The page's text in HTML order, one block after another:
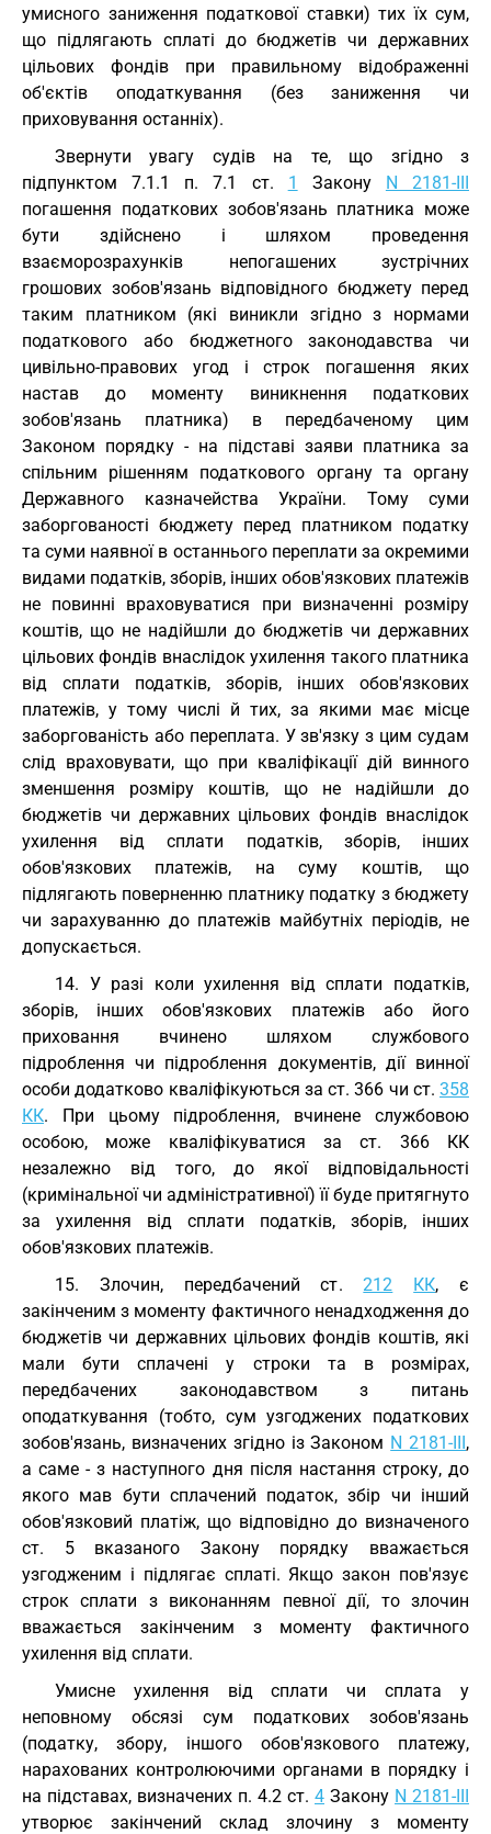
умисного заниження податкової ставки) тих їх сум,
що підлягають сплаті до бюджетів чи державних
цільових фондів при правильному відображенні
об'єктів оподаткування (без заниження чи
приховування останніх).
Звернути увагу судів на те, що згідно з
підпунктом 7.1.1 п. 7.1 ст. 1 Закону N 2181-III
погашення податкових зобов'язань платника може
бути здійснено і шляхом проведення
взаєморозрахунків непогашених зустрічних
грошових зобов'язань відповідного бюджету перед
таким платником (які виникли згідно з нормами
податкового або бюджетного законодавства чи
цивільно-правових угод і строк погашення яких
настав до моменту виникнення податкових
зобов'язань платника) в передбаченому цим
Законом порядку - на підставі заяви платника за
спільним рішенням податкового органу та органу
Державного казначейства України. Тому суми
заборгованості бюджету перед платником податку
та суми наявної в останнього переплати за окремими
видами податків, зборів, інших обов'язкових платежів
не повинні враховуватися при визначенні розміру
коштів, що не надійшли до бюджетів чи державних
цільових фондів внаслідок ухилення такого платника
від сплати податків, зборів, інших обов'язкових
платежів, у тому числі й тих, за якими має місце
заборгованість або переплата. У зв'язку з цим судам
слід враховувати, що при кваліфікації дій винного
зменшення розміру коштів, що не надійшли до
бюджетів чи державних цільових фондів внаслідок
ухилення від сплати податків, зборів, інших
обов'язкових платежів, на суму коштів, що
підлягають поверненню платнику податку з бюджету
чи зарахуванню до платежів майбутніх періодів, не
допускається.
14. У разі коли ухилення від сплати податків,
зборів, інших обов'язкових платежів або його
приховання вчинено шляхом службового
підроблення чи підроблення документів, дії винної
особи додатково кваліфікуються за ст. 366 чи ст. 358
КК. При цьому підроблення, вчинене службовою
особою, може кваліфікуватися за ст. 366 КК
незалежно від того, до якої відповідальності
(кримінальної чи адміністративної) її буде притягнуто
за ухилення від сплати податків, зборів, інших
обов'язкових платежів.
15. Злочин, передбачений ст.212 КК, є
закінченим з моменту фактичного ненадходження до
бюджетів чи державних цільових фондів коштів, які
мали бути сплачені у строки та в розмірах,
передбачених законодавством з питань
оподаткування (тобто, сум узгоджених податкових
зобов'язань, визначених згідно із Законом N 2181-III,
а саме - з наступного дня після настання строку, до
якого мав бути сплачений податок, збір чи інший
обов'язковий платіж, що відповідно до визначеного
ст. 5 вказаного Закону порядку вважається
узгодженим і підлягає сплаті. Якщо закон пов'язує
строк сплати з виконанням певної дії, то злочин
вважається закінченим з моменту фактичного
ухилення від сплати.
Умисне ухилення від сплати чи сплата у
неповному обсязі сум податкових зобов'язань
(податку, збору, іншого обов'язкового платежу,
нарахованих контролюючими органами в порядку і
на підставах, визначених п. 4.2 ст. 4 Закону N 2181-III
утворює закінчений склад злочину з моменту